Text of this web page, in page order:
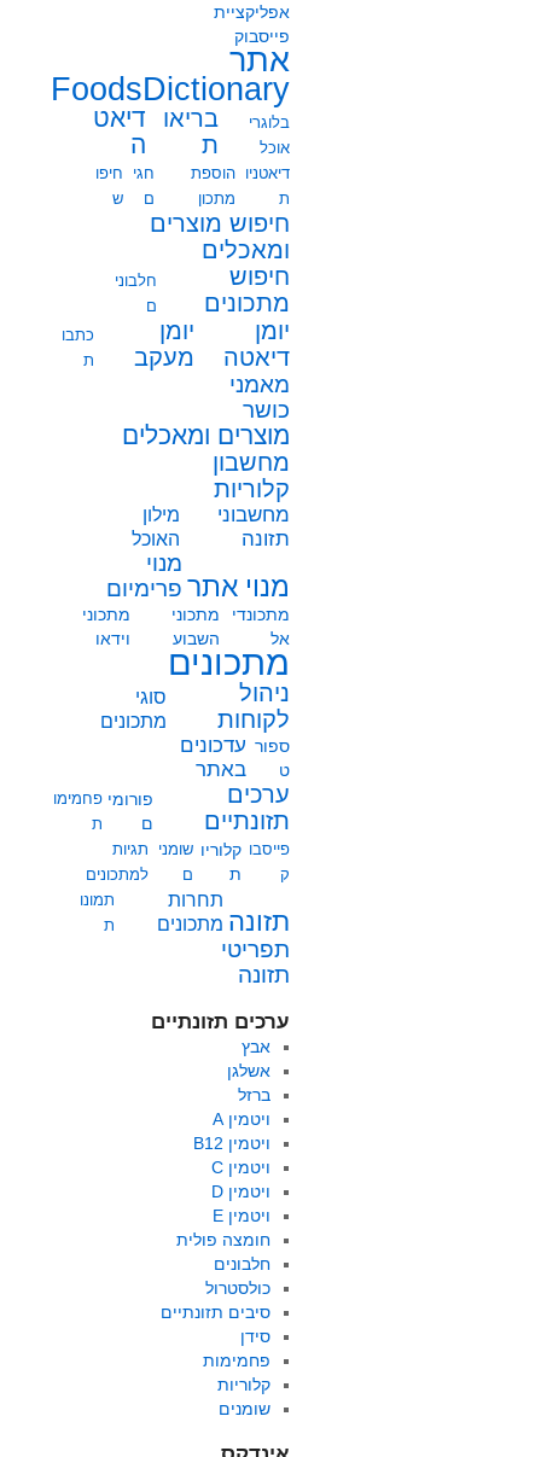
אפליקציית
פייסבוק
אתר
FoodsDictionary
בלוגרי
אוכל
בריאו
ת
דיאט
ה
דיאטניו
ת
הוספת
מתכון
חגי
ם
חיפו
ש
חיפוש מוצרים
ומאכלים
חיפוש
מתכונים
חלבוני
ם
יומן
דיאטה
יומן
מעקב
כתבו
ת
מאמני
כושר
מוצרים ומאכלים
מחשבון
קלוריות
מחשבוני
תזונה
מילון
האוכל
מנוי אתר
מנוי
פרימיום
מתכונדי
אל
מתכוני
השבוע
מתכוני
וידאו
מתכונים
ניהול
לקוחות
סוגי
מתכונים
ספור
ט
עדכונים
באתר
ערכים
תזונתיים
פורומי
ם
פחמימו
ת
פייסבו
ק
קלוריו
ת
שומני
ם
תגיות
למתכונים
תזונה
תחרות
מתכונים
תמונו
ת
תפריטי
תזונה
ערכים תזונתיים
אבץ
אשלגן
ברזל
ויטמין A
ויטמין B12
ויטמין C
ויטמין D
ויטמין E
חומצה פולית
חלבונים
כולסטרול
סיבים תזונתיים
סידן
פחמימות
קלוריות
שומנים